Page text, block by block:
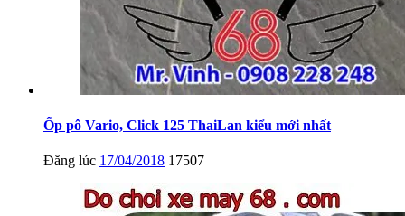
Ốp pô Vario, Click 125 ThaiLan kiểu mới nhất
Đăng lúc 17/04/2018 17507